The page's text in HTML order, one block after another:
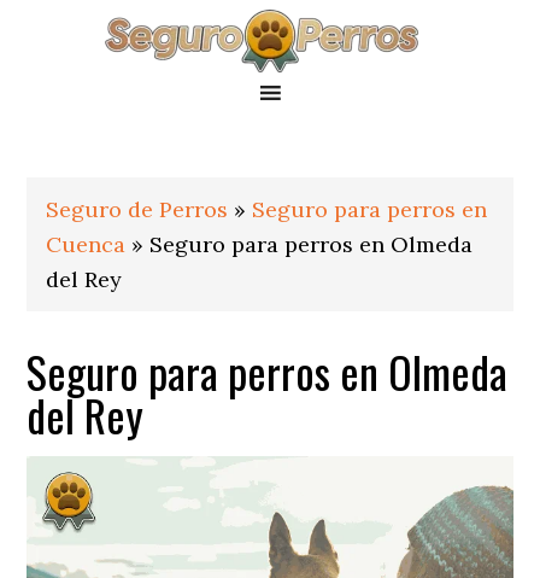
Seguro de Perros » Seguro para perros en
Cuenca » Seguro para perros en Olmeda
del Rey
Seguro para perros en Olmeda
del Rey